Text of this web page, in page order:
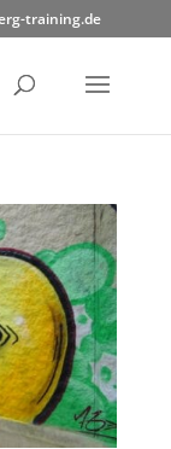
training.de